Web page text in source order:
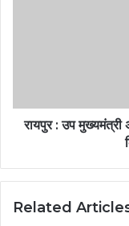
रायपुर : उप
Related